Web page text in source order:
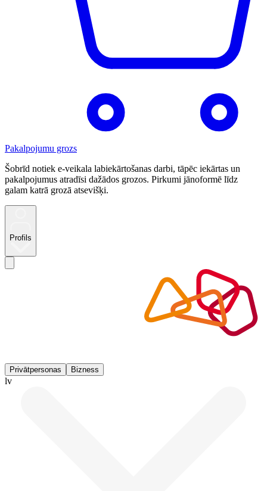
Pakalpojumu grozs
Šobrīd notiek e-veikala labiekārtošanas darbi, tāpēc iekārtas un
pakalpojumus atradīsi dažādos grozos. Pirkumi jānoformē līdz
galam katrā grozā atsevišķi.
Profils
Privātpersonas Bizness
lv